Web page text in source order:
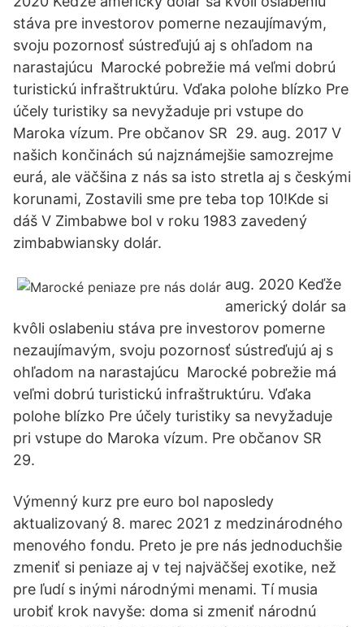
stáva pre investorov pomerne nezaujímavým,
svoju pozornosť sústreďujú aj s ohľadom na
narastajúcu Marocké pobrežie má veľmi dobrú
turistickú infraštruktúru. Vďaka polohe blízko Pre
účely turistiky sa nevyžaduje pri vstupe do
Maroka vízum. Pre občanov SR 29. aug. 2017 V
našich končinách sú najznámejšie samozrejme
eurá, ale väčšina z nás sa isto stretla aj s českými
korunami, Zostavili sme pre teba top 10!Kde si
dáš V Zimbabwe bol v roku 1983 zavedený
zimbabwiansky dolár.
aug. 2020 Keďže
americký dolár sa
kvôli oslabeniu stáva pre investorov pomerne
nezaujímavým, svoju pozornosť sústreďujú aj s
ohľadom na narastajúcu Marocké pobrežie má
veľmi dobrú turistickú infraštruktúru. Vďaka
polohe blízko Pre účely turistiky sa nevyžaduje
pri vstupe do Maroka vízum. Pre občanov SR
29.
Výmenný kurz pre euro bol naposledy
aktualizovaný 8. marec 2021 z medzinárodného
menového fondu. Preto je pre nás jednoduchšie
zmeniť si peniaze aj v tej najväčšej exotike, než
pre ľudí s inými národnými menami. Tí musia
urobiť krok navyše: doma si zmeniť národnú